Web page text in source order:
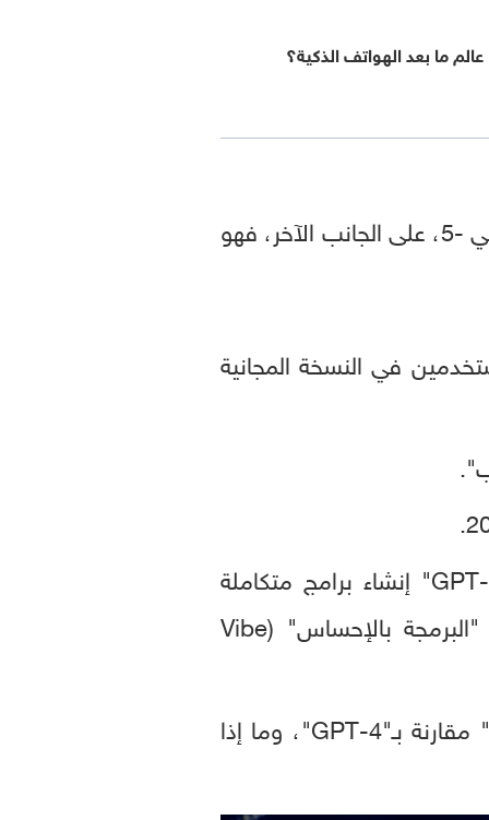
ما بعد الهواتف الذكية؟
وكان الإصدار السابق، جي بي تي -4 ، يتواصل بمستوى طالب جامعي. أما جي بي تي -5، على الجانب الآخر، فهو
جي بي تي -5 للمستخدمين في النسخة المجانية
وفي العروض التوضيحية التي قدمتها الشركة الخميس، عرضت كيف يمكن لـ"GPT-5" إنشاء برامج متكاملة
وعاملة بالكامل استنادًا فقط إلى أوامر نصية مكتوبة، في عملية تُعرف باسم "البرمجة بالإحساس" (Vibe
أحد مؤشرات النجاح الأساسية سيكون مدى التفوق النوعي الذي يقدمه "GPT-5" مقارنة بـ"GPT-4"، وما إذا